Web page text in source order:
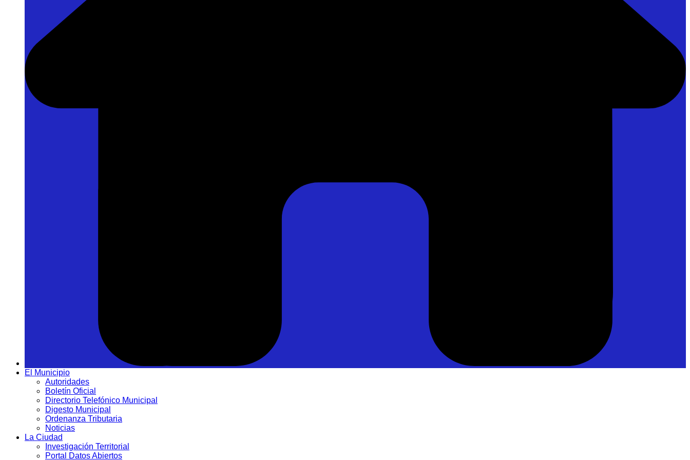
El Municipio
Autoridades
Boletín Oficial
Directorio Telefónico Municipal
Digesto Municipal
Ordenanza Tributaria
Noticias
La Ciudad
Investigación Territorial
Portal Datos Abiertos